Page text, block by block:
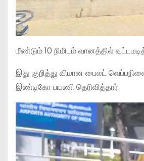
மீண்டும் 10 நிமிடம் வானத்தில்
இது குறித்து விமான பைலட்
இண்டிகோ பயணி தெரிவித்தார்.